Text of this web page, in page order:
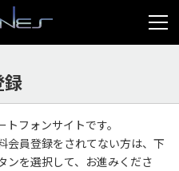
録
フォンサイトです。
会員登録をされてない方は、下
ンを選択して、お進みくださ